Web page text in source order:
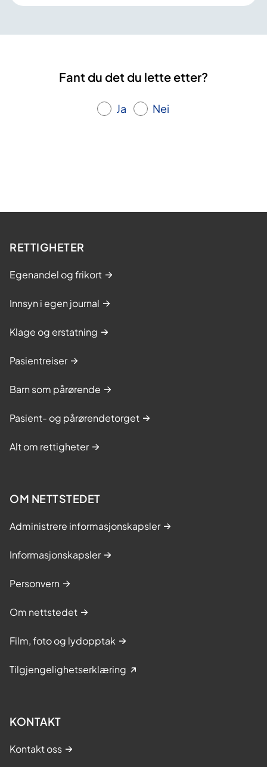
Fant du det du lette etter?
Ja Nei
RETTIGHETER
Egenandel og frikort
Innsyn i egen journal
Klage og erstatning
Pasientreiser
Barn som pårørende
Pasient- og pårørendetorget
Alt om rettigheter
OM NETTSTEDET
Administrere informasjonskapsler
Informasjonskapsler
Personvern
Om nettstedet
Film, foto og lydopptak
Tilgjengelighetserklæring
KONTAKT
Kontakt oss